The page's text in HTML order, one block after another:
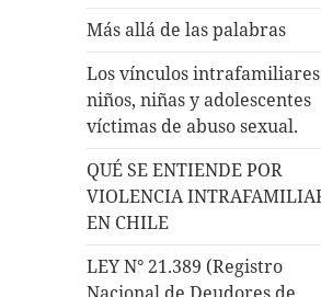
Más allá de las palabras
Los vínculos
niños, niñas y adolescentes
víctimas de abuso sexual.
QUÉ SE ENTIENDE POR
VIOLENCIA
EN CHILE
LEY N° 21.389 (Registro